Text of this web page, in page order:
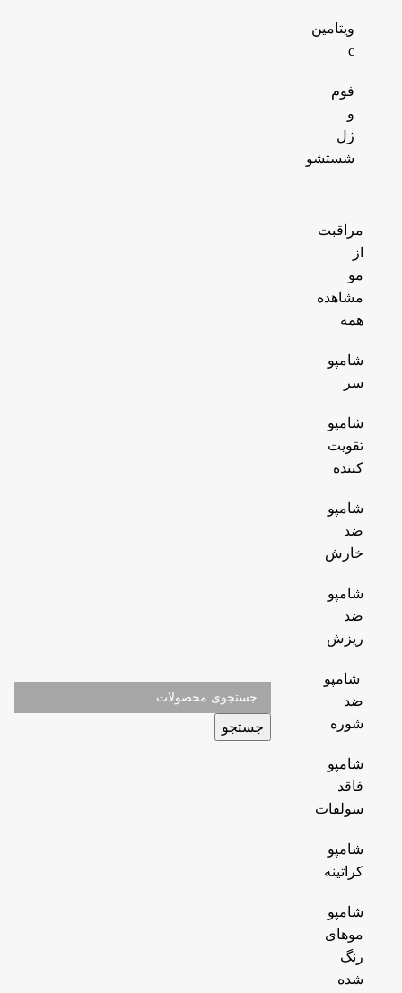
ویتامین
c
فوم
و
ژل
شستشو
مراقبت
از
مو
مشاهده
همه
شامپو
سر
شامپو
تقویت
کننده
شامپو
ضد
خارش
شامپو
ضد
ریزش
شامپو
ضد
شوره
شامپو
فاقد
سولفات
شامپو
کراتینه
شامپو
موهای
رنگ
شده
جستجو